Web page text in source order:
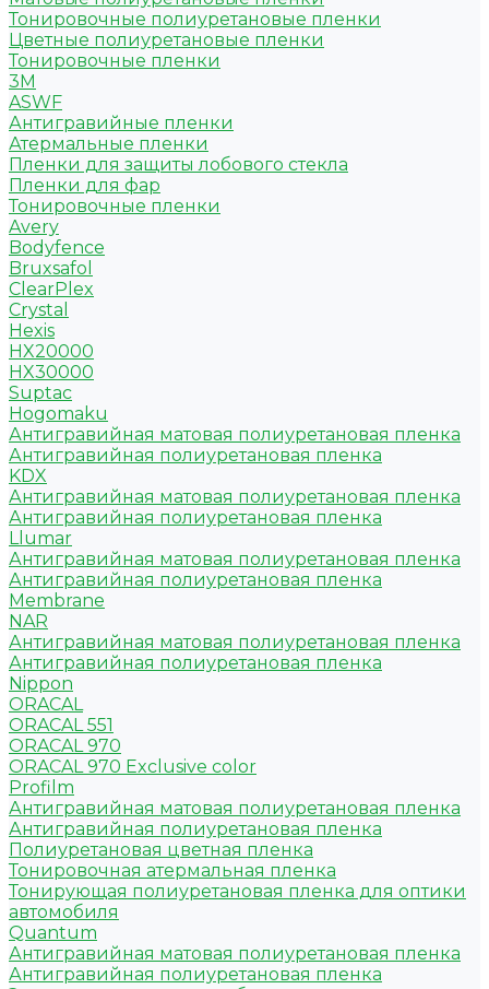
Тонировочные полиуретановые пленки
Цветные полиуретановые пленки
Тонировочные пленки
3M
ASWF
Антигравийные пленки
Атермальные пленки
Пленки для защиты лобового стекла
Пленки для фар
Тонировочные пленки
Avery
Bodyfence
Bruxsafol
ClearPlex
Crystal
Hexis
HX20000
HX30000
Suptac
Hogomaku
Антигравийная матовая полиуретановая пленка
Антигравийная полиуретановая пленка
KDX
Антигравийная матовая полиуретановая пленка
Антигравийная полиуретановая пленка
Llumar
Антигравийная матовая полиуретановая пленка
Антигравийная полиуретановая пленка
Membrane
NAR
Антигравийная матовая полиуретановая пленка
Антигравийная полиуретановая пленка
Nippon
ORACAL
ORACAL 551
ORACAL 970
ORACAL 970 Exclusive color
Profilm
Антигравийная матовая полиуретановая пленка
Антигравийная полиуретановая пленка
Полиуретановая цветная пленка
Тонировочная атермальная пленка
Тонирующая полиуретановая пленка для оптики
автомобиля
Quantum
Антигравийная матовая полиуретановая пленка
Антигравийная полиуретановая пленка